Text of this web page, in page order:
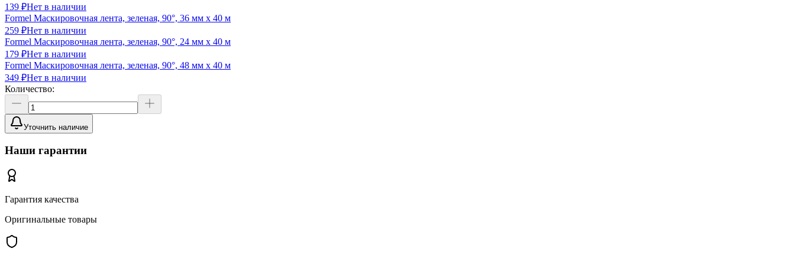
139 ₽Нет в наличии
Formel Маскировочная лента, зеленая, 90°, 36 мм х 40 м
259 ₽Нет в наличии
Formel Маскировочная лента, зеленая, 90°, 24 мм х 40 м
179 ₽Нет в наличии
Formel Маскировочная лента, зеленая, 90°, 48 мм х 40 м
349 ₽Нет в наличии
Количество:
Уточнить наличие
Наши гарантии
Гарантия качества
Оригинальные товары